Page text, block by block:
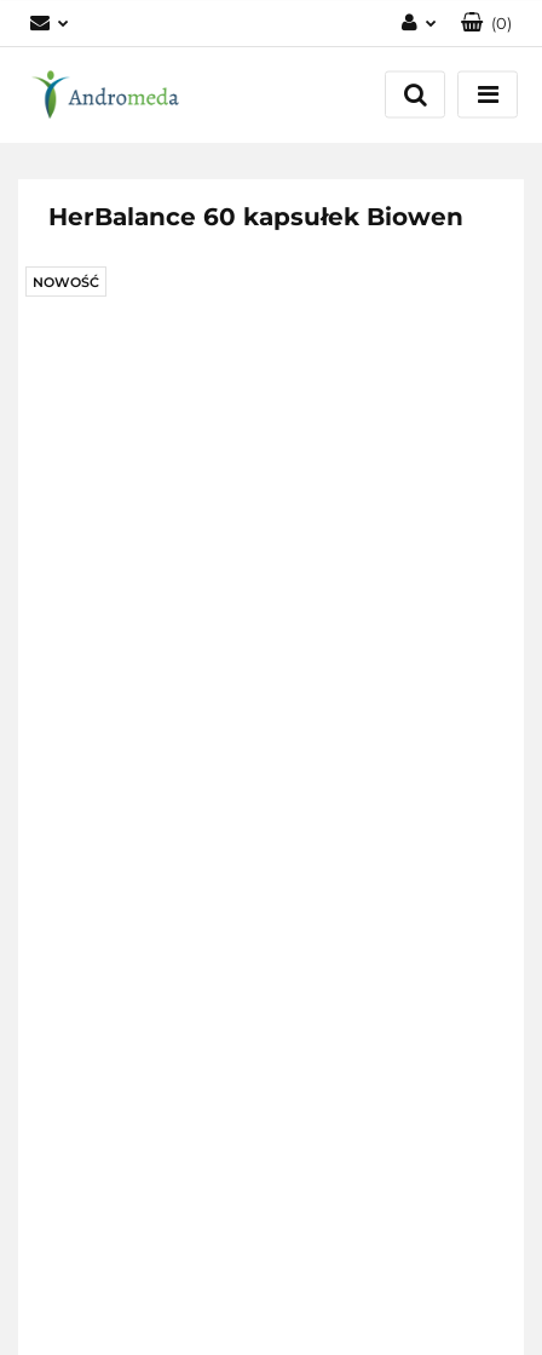
Zaloguj się
Zarejestruj się
(0)
HerBalance 60 kapsułek Biowen
NOWOŚĆ